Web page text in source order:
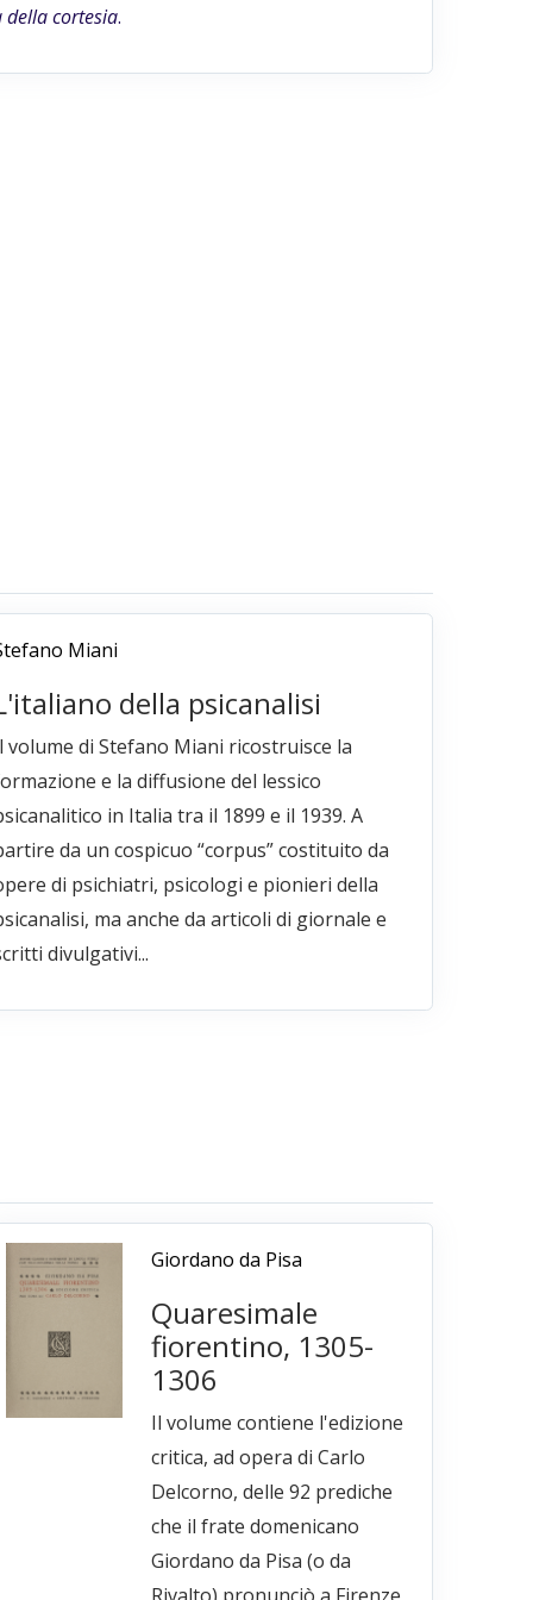
cortesia.
Miani
della psicanalisi
volume di Stefano Miani ricostruisce la
e la diffusione del lessico
in Italia tra il 1899 e il 1939. A
da un cospicuo “corpus” costituito da
di psichiatri, psicologi e pionieri della
ma anche da articoli di giornale e
divulgativi...
Giordano da Pisa
Quaresimale
fiorentino, 1305-
1306
Il volume contiene l'edizione
critica, ad opera di Carlo
Delcorno, delle 92 prediche
che il frate domenicano
Giordano da Pisa (o da